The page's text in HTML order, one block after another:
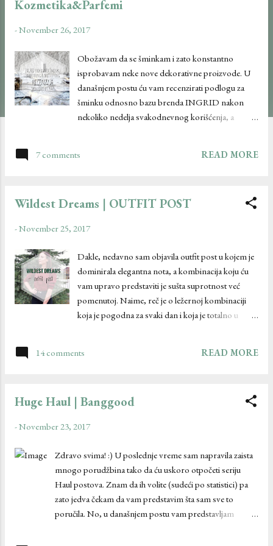
Kozmetika&Parfemi
-November 26, 2017
Obožavam da se šminkam i zato konstantno
isprobavam neke nove dekorativne proizvode. U
današnjem postu ću vam recenzirati podlogu za
šminku odnosno bazu brenda INGRID nakon
nekoliko nedelja svakodnevnog korišćenja, a
Well, let's go... Opis proizvoda (reči proizvođača):
šminku INGRID Smoothing & Mattifying." Moje
proizvodu, na sajtu takođe piše da je ova baza
čini kožu zaglađenom, mekanom, svilenkastom i
matiranom. S obzirom na sve pomenuto jedva sam
čekala da je isprobam i zato sam imala velika
očekivanja. Naime, koristim je svakodnevno oko
dve nedelje i odmah ću vam reći da me je oduševila.
pakovanje koje poseduje...
7 comments READ MORE
Wildest Dreams | OUTFIT POST
-November 25, 2017
Dakle, nedavno sam objavila outfit post u kojem je
dominirala elegantna nota, a kombinacija koju ću
vam upravo predstaviti je sušta suprotnost već
pomenutoj. Naime, reč je o ležernoj kombinaciji
koja je pogodna za svaki dan i koja je totalno u
elastičnih uskih visoko-strukiranih pantalona koje
kombinacija ne bi bila potpuna bez aksesoara, a
priveskom zvezdice , predivan sat sa motivom
nezamenljiv crni kožni ranac . Uživajte u
fotografijama! :) Ogrlica/Choker: Zaful
Džemper/Sweater: Shein Ranac/Backpack:
Rosegal Sat/Watch: Zaful Prsten/Ring: Dresslily
Pantalone/Pants: Romwe Čizme/Boots: Šafran
14 comments READ MORE
Huge Haul | Banggood
-November 23, 2017
Zdravo svima! :) U poslednje vreme sam napravila zaista
mnogo porudžbina tako da ću uskoro otpočeti seriju
Haul postova. Znam da ih volite (sudeći po statistici) pa
zato jedva čekam da vam predstavim šta sam sve to
poručila. No, u današnjem postu vam predstavljam